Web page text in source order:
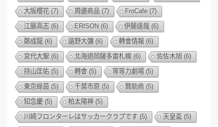
大阪櫻花 (7) 周邊商品 (7) FroCafe (7)
江藤高志 (6) ERISON (6) 伊藤達哉 (6)
鄭成龍 (6) 遠野大彌 (6) 轉會情報 (6)
宮代大聖 (6) 北海道岡薩多雷札幌 (6) 佐佐木旭 (6)
持山匡佑 (5) 轉會 (5) 等等力劇場 (5)
東京綠茵 (5) 千葉市原 (5) 贊助商 (5)
知念慶 (5) 柏太陽神 (5)
川崎フロンターレはサッカークラブです (5) 天皇盃 (5)